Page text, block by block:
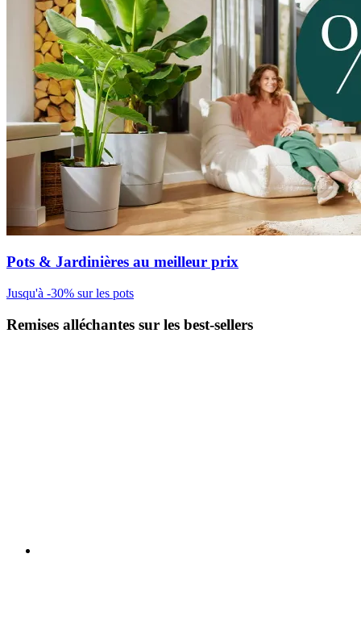
Pots & Jardinières au meilleur prix
Jusqu'à -30% sur les pots
Remises alléchantes sur les best-sellers